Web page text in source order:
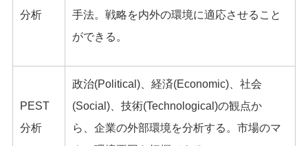
分析
手法。戦略を内外の環境に適応させること
ができる。
PEST
分析
政治(Political)、経済(Economic)、社会
(Social)、技術(Technological)の観点か
ら、企業の外部環境を分析する。市場のマ